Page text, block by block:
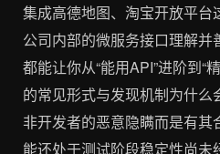
集成高德地图、淘宝开放平台
公司内部的微服务接口理解
都能让你从“能用API”进阶到“
的常见形式与发现机制为什么
非开发者的恶意隐瞒而是有
能还处于测试阶段稳定性尚未